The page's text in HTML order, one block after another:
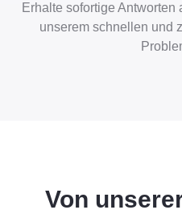
Erhalte sofortige
unserem schnellen und
Von